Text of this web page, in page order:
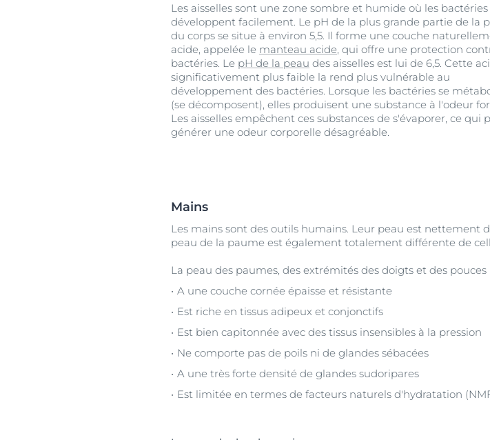
Les aisselles sont une zone sombre et humide où les bactéries
développent facilement. Le pH de la plus grande partie de la
du corps se situe à environ 5,5. Il forme une couche
acide, appelée le manteau acide , qui offre une protection
bactéries. Le pH de la peau des aisselles est lui de 6,5. Cette
significativement plus faible la rend plus vulnérable au
développement des bactéries. Lorsque les bactéries se
(se décomposent), elles produisent une substance à l'odeur
Les aisselles empêchent ces substances de s'évaporer, ce qui
générer une odeur corporelle désagréable.
Mains
Les mains sont des outils humains. Leur peau est nettement
peau de la paume est également totalement différente de
La peau des paumes, des extrémités des doigts et des pouces :
A une couche cornée épaisse et résistante
Est riche en tissus adipeux et conjonctifs
Est bien capitonnée avec des tissus insensibles à la pression
Ne comporte pas de poils ni de glandes sébacées
A une très forte densité de glandes sudoripares
Est limitée en termes de facteurs naturels d'hydratation